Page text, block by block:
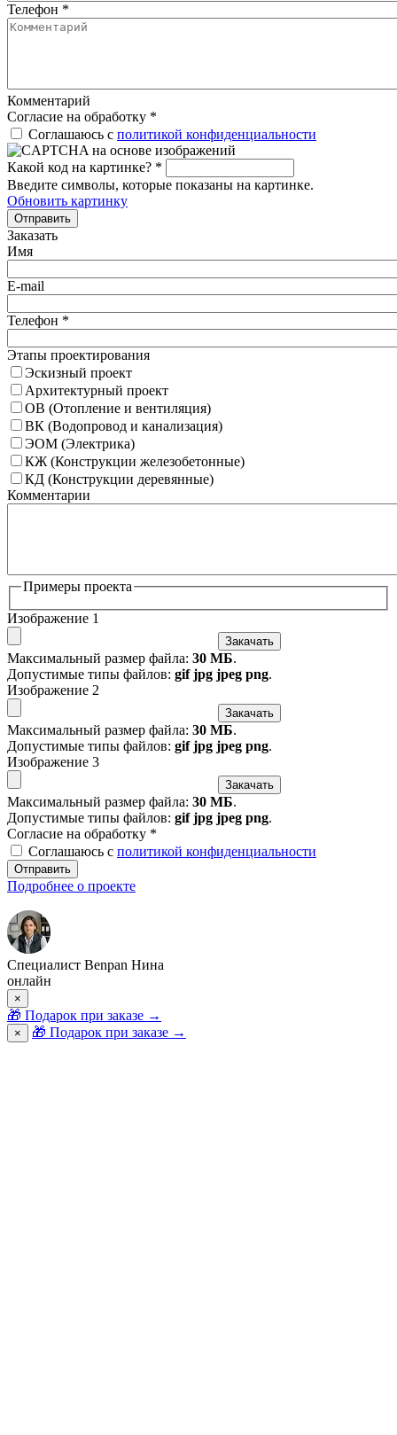
Телефон *
Комментарий
Согласие на обработку *
Соглашаюсь с политикой конфиденциальности
Какой код на картинке? *
Введите символы, которые показаны на картинке.
Обновить картинку
Отправить
Заказать
Имя
E-mail
Телефон *
Этапы проектирования
Эскизный проект
Архитектурный проект
ОВ (Отопление и вентиляция)
ВК (Водопровод и канализация)
ЭОМ (Электрика)
КЖ (Конструкции железобетонные)
КД (Конструкции деревянные)
Комментарии
Примеры проекта
Изображение 1
Закачать
Максимальный размер файла: 30 МБ.
Допустимые типы файлов: gif jpg jpeg png.
Изображение 2
Закачать
Максимальный размер файла: 30 МБ.
Допустимые типы файлов: gif jpg jpeg png.
Изображение 3
Закачать
Максимальный размер файла: 30 МБ.
Допустимые типы файлов: gif jpg jpeg png.
Согласие на обработку *
Соглашаюсь с политикой конфиденциальности
Отправить
Подробнее о проекте
Специалист Benpan Нина
онлайн
×
🎁 Подарок при заказе →
× 🎁 Подарок при заказе →